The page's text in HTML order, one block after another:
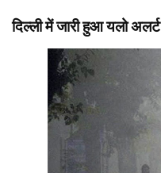
दिल्ली में जारी हुआ यलो अलर्ट